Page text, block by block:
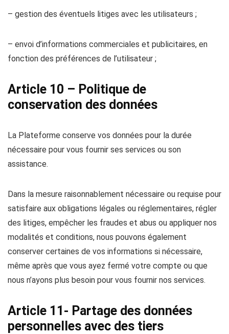
– gestion des éventuels litiges avec les utilisateurs ;
– envoi d’informations commerciales et publicitaires, en
fonction des préférences de l’utilisateur ;
Article 10 – Politique de
conservation des données
La Plateforme conserve vos données pour la durée
nécessaire pour vous fournir ses services ou son
assistance.
Dans la mesure raisonnablement nécessaire ou requise pour
satisfaire aux obligations légales ou réglementaires, régler
des litiges, empêcher les fraudes et abus ou appliquer nos
modalités et conditions, nous pouvons également
conserver certaines de vos informations si nécessaire,
même après que vous ayez fermé votre compte ou que
nous n’ayons plus besoin pour vous fournir nos services.
Article 11- Partage des données
personnelles avec des tiers